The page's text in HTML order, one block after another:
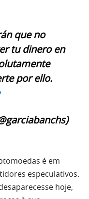
que no
tu dinero en
por ello.
é em
especulativos.
hoje,